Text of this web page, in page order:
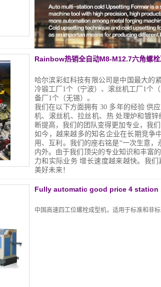
Rainbow热销全自动M8-M12.7六角螺
哈尔滨彩虹科技有限公司是中国最大的
冷锻工厂1个（宁波）、滚丝机工厂1个
备厂1个（无锡）。
我们在以下方面拥有 30 多年的经验 供
机、滚丝机、拉丝机、热 处理炉和镀锌
断提高，我们的团队变得更加专业，我们
如今，越来越多的知名企业在长期竞争
用、互利。我们的座右铭是“一次生意
内外。由于我们顶尖的专业知识和丰富
力和实际业务 增长速度越来越快。我们
美好未来！
Fully automatic good price 4 station
中国高速四工位螺栓成型机，适用于标准和非